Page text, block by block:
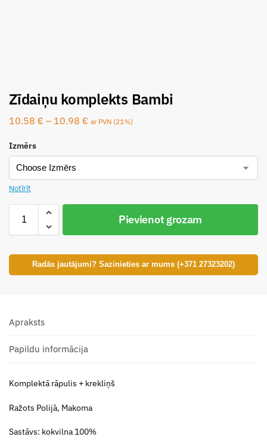
Zīdaiņu komplekts Bambi
10.58 € – 10.98 € ar PVN (21%)
Izmērs
Notīrīt
Pievienot grozam
Radās jautājumi? Sazinieties ar mums (+371 27323202)
Apraksts
Papildu informācija
Komplektā rāpulis + krekliņš
Ražots Polijā, Makoma
Sastāvs: kokvilna 100%